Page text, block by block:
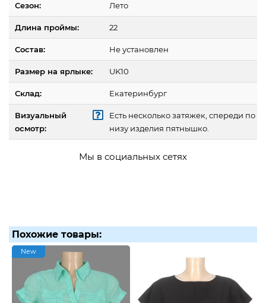
Сезон: Лето
Длина проймы: 22
Состав: Не установлен
Размер на ярлыке: UK10
Склад: Екатеринбург
Визуальный
осмотр:
Есть несколько затяжек, спереди по
низу изделия пятнышко.
Мы в социальных сетях
Похожие товары:
New